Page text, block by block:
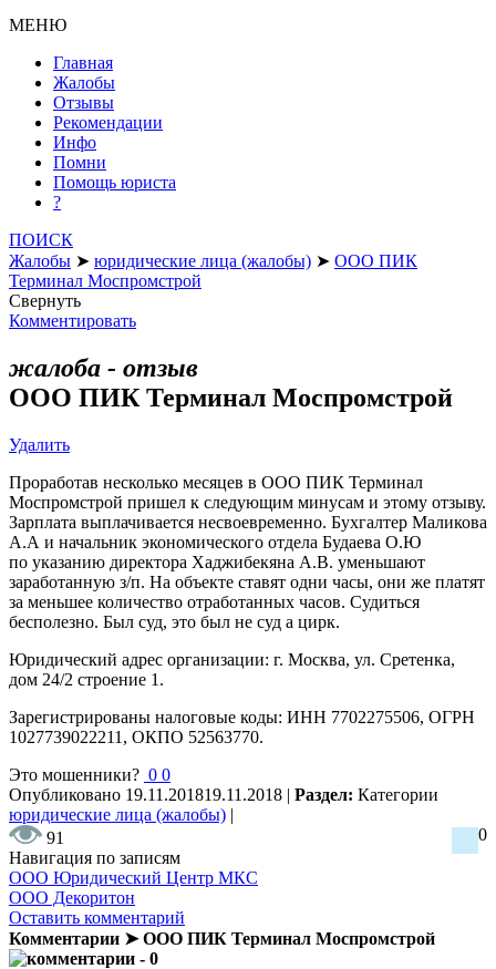
МЕНЮ
Главная
Жалобы
Отзывы
Рекомендации
Инфо
Помни
Помощь юриста
?
ПОИСК
Жалобы ➤ юридические лица (жалобы) ➤ ООО ПИК
Терминал Моспромстрой
Свернуть
Комментировать
жалоба - отзыв
ООО ПИК Терминал Моспромстрой
Удалить
Проработав несколько месяцев в ООО ПИК Терминал
Моспромстрой пришел к следующим минусам и этому отзыву.
Зарплата выплачивается несвоевременно. Бухгалтер Маликова
А.А и начальник экономического отдела Будаева О.Ю
по указанию директора Хаджибекяна А.В. уменьшают
заработанную з/п. На объекте ставят одни часы, они же платят
за меньшее количество отработанных часов. Судиться
бесполезно. Был суд, это был не суд а цирк.
Юридический адрес организации: г. Москва, ул. Сретенка,
дом 24/2 строение 1.
Зарегистрированы налоговые коды: ИНН 7702275506, ОГРН
1027739022211, ОКПО 52563770.
Это мошенники? 0 0
Опубликовано 19.11.201819.11.2018 | Раздел: Категории
юридические лица (жалобы) |
91
0
Навигация по записям
ООО Юридический Центр МКС
ООО Декоритон
Оставить комментарий
Комментарии ➤ ООО ПИК Терминал Моспромстрой
- 0